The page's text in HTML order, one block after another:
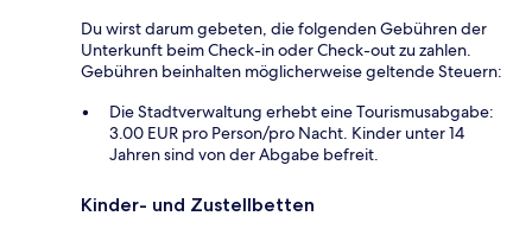
Du wirst darum gebeten, die folgenden Gebühren der
Unterkunft beim Check-in oder Check-out zu zahlen.
Gebühren beinhalten möglicherweise geltende Steuern:
Die Stadtverwaltung erhebt eine Tourismusabgabe:
3.00 EUR pro Person/pro Nacht. Kinder unter 14
Jahren sind von der Abgabe befreit.
Kinder- und Zustellbetten